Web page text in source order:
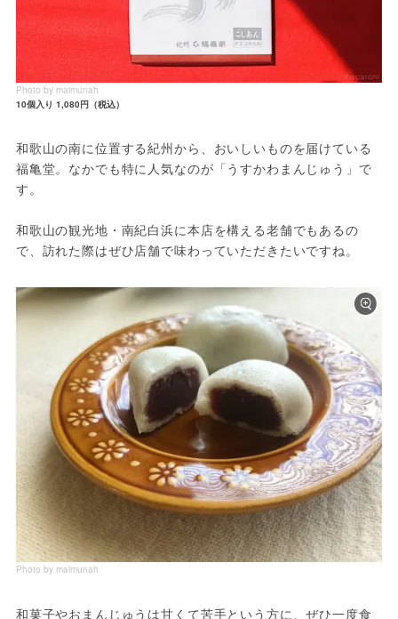
Photo by maimunah
10個入り 1,080円（税込）
和歌山の南に位置する紀州から、おいしいものを届けている
福亀堂。なかでも特に人気なのが「うすかわまんじゅう」で
す。
和歌山の観光地・南紀白浜に本店を構える老舗でもあるの
で、訪れた際はぜひ店舗で味わっていただきたいですね。
Photo by maimunah
和菓子やおまんじゅうは甘くて苦手という方に、ぜひ一度食